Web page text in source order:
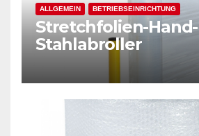
ALLGEMEIN BETRIEBSEINRICHTUNG
Stretchfolien-Hand-
Stahlabroller